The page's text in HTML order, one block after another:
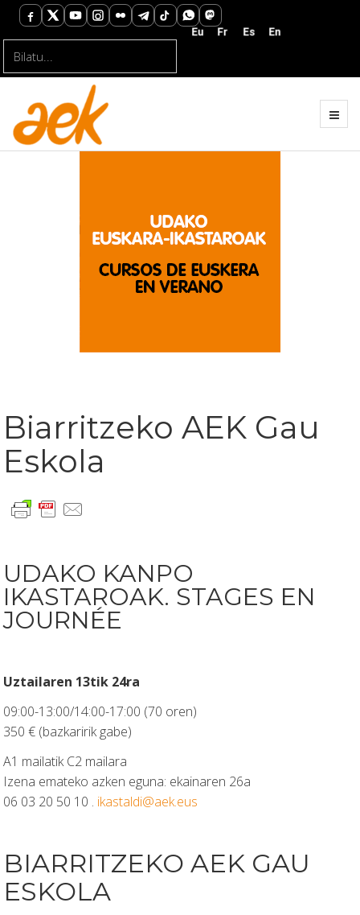
Biarritzeko AEK Gau
Eskola
UDAKO KANPO
IKASTAROAK. STAGES EN
JOURNÉE
Uztailaren 13tik 24ra
09:00-13:00/14:00-17:00 (70 oren)
350 € (bazkaririk gabe)
A1 mailatik C2 mailara
Izena emateko azken eguna: ekainaren 26a
06 03 20 50 10 . ikastaldi@aek.eus
BIARRITZEKO AEK GAU
ESKOLA